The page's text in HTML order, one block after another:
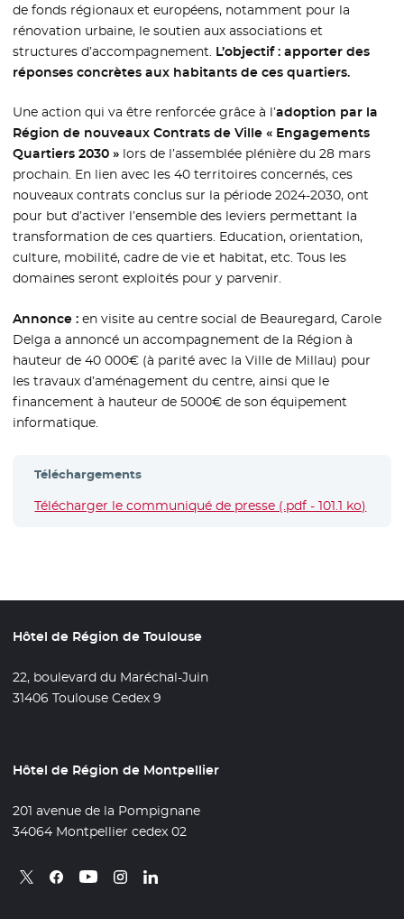
de fonds régionaux et européens, notamment pour la
rénovation urbaine, le soutien aux associations et
structures d’accompagnement. L’objectif : apporter des
réponses concrètes aux habitants de ces quartiers.
Une action qui va être renforcée grâce à l’adoption par la
Région de nouveaux Contrats de Ville « Engagements
Quartiers 2030 » lors de l’assemblée plénière du 28 mars
prochain. En lien avec les 40 territoires concernés, ces
nouveaux contrats conclus sur la période 2024-2030, ont
pour but d’activer l’ensemble des leviers permettant la
transformation de ces quartiers. Education, orientation,
culture, mobilité, cadre de vie et habitat, etc. Tous les
domaines seront exploités pour y parvenir.
Annonce :en visite au centre social de Beauregard, Carole
Delga a annoncé un accompagnement de la Région à
hauteur de 40 000€ (à parité avec la Ville de Millau) pour
les travaux d’aménagement du centre, ainsi que le
financement à hauteur de 5000€ de son équipement
informatique.
Téléchargements
Télécharger le communiqué de presse (.pdf - 101.1 ko)
Hôtel de Région de Toulouse
22, boulevard du Maréchal-Juin
31406 Toulouse Cedex 9
Hôtel de Région de Montpellier
201 avenue de la Pompignane
34064 Montpellier cedex 02
Retrouvez nous sur X
- Nouvelle fenêtre
Retrouvez nous sur Facebook
- Nouvelle fenêtre
Retrouvez nous sur Youtube
- Nouvelle fenêtre
Retrouvez nous sur Instagram
- Nouvelle fenêtre
Retrouvez nous sur Linkedin
- Nouvelle fenêtre